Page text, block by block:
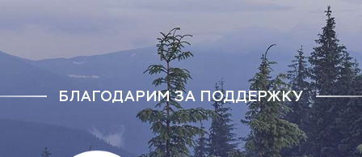
БЛАГОДАРИМ ЗА ПОДДЕРЖКУ